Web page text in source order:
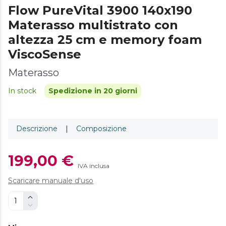
Flow PureVital 3900 140x190
Materasso multistrato con
altezza 25 cm e memory foam
ViscoSense
Materasso
In stock Spedizione in 20 giorni
Descrizione | Composizione
199,00 € IVA inclusa
Scaricare manuale d'uso